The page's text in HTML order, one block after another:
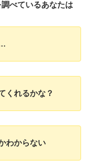
べているあなたは
くれるかな？
わからない